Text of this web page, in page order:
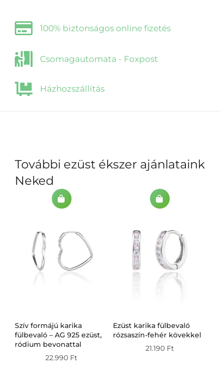
100% biztonságos online fizetés
Csomagautomata - Foxpost
Házhozszállítás
További ezüst ékszer ajánlataink
Neked
Szív formájú karika
fülbevaló – AG 925 ezüst,
ródium bevonattal
22.990 Ft
Ezüst karika fülbevaló
rózsaszín-fehér kövekkel
21.190 Ft